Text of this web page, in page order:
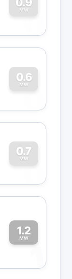
MW
0
0.6
MW
0
0.7
MW
0
1.2
MW
1